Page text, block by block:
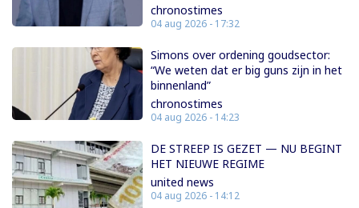
chronostimes
04 aug 2026 - 17:32
Simons over ordening goudsector:
“We weten dat er big guns zijn in het
binnenland”
chronostimes
04 aug 2026 - 14:23
DE STREEP IS GEZET — NU BEGINT
HET NIEUWE REGIME
united news
04 aug 2026 - 14:12